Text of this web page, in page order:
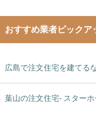
おすすめ業者ピックア
広島で注文住宅を建てる
葉山の注文住宅- スターホ